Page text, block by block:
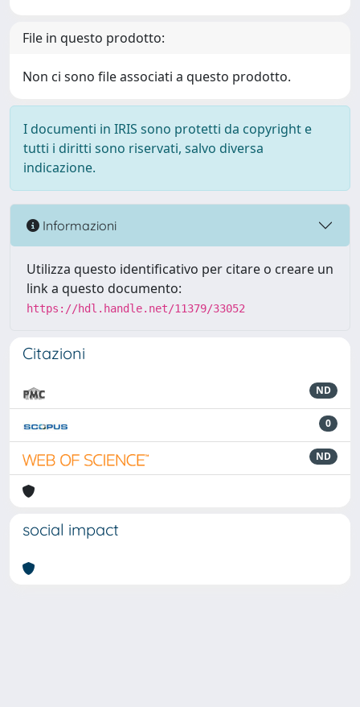
File in questo prodotto:
Non ci sono file associati a questo prodotto.
I documenti in IRIS sono protetti da copyright e
tutti i diritti sono riservati, salvo diversa
indicazione.
Informazioni
Utilizza questo identificativo per citare o creare un
link a questo documento:
https://hdl.handle.net/11379/33052
Citazioni
ND
0
ND
social impact